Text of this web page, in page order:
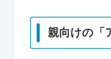
親向けの「